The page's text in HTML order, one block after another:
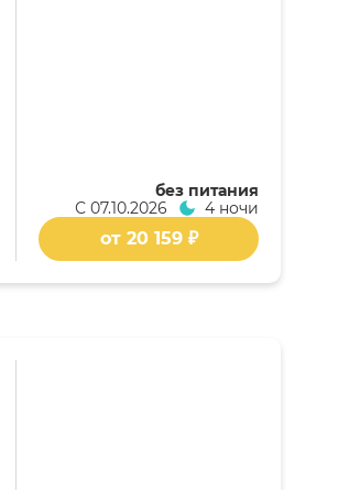
без питания
С 07.10.2026 4 ночи
от 20 159 ₽